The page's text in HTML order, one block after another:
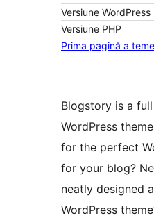
Versiune WordPress
Versiune PHP
Prima pagină a
Blogstory is a
WordPress
for the perfect
for your blog?
neatly designed
WordPress